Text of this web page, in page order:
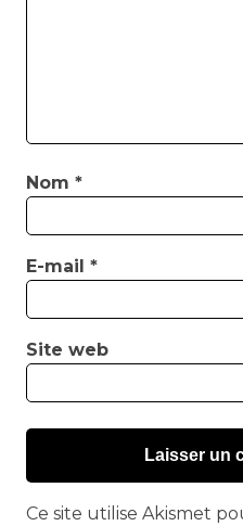
Nom *
E-mail *
Site web
Ce site utilise Akismet